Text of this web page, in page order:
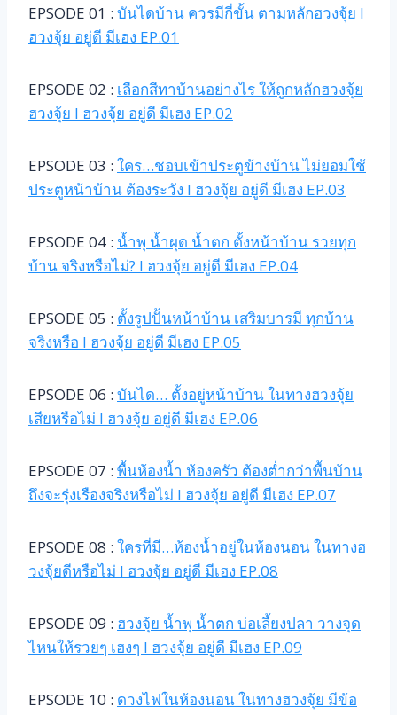
EPSODE 01 : บันไดบ้าน ควรมีกี่ขั้น ตามหลักฮวงจุ้ย l
ฮวงจุ้ย อยู่ดี มีเฮง EP.01
EPSODE 02 : เลือกสีทาบ้านอย่างไร ให้ถูกหลักฮวงจุ้ย
ฮวงจุ้ย l ฮวงจุ้ย อยู่ดี มีเฮง EP.02
EPSODE 03 : ใคร…ชอบเข้าประตูข้างบ้าน ไม่ยอมใช้
ประตูหน้าบ้าน ต้องระวัง l ฮวงจุ้ย อยู่ดี มีเฮง EP.03
EPSODE 04 : น้ำพุ น้ำผุด น้ำตก ตั้งหน้าบ้าน รวยทุก
บ้าน จริงหรือไม่? l ฮวงจุ้ย อยู่ดี มีเฮง EP.04
EPSODE 05 : ตั้งรูปปั้นหน้าบ้าน เสริมบารมี ทุกบ้าน
จริงหรือ l ฮวงจุ้ย อยู่ดี มีเฮง EP.05
EPSODE 06 : บันได… ตั้งอยู่หน้าบ้าน ในทางฮวงจุ้ย
เสียหรือไม่ l ฮวงจุ้ย อยู่ดี มีเฮง EP.06
EPSODE 07 : พื้นห้องน้ำ ห้องครัว ต้องต่ำกว่าพื้นบ้าน
ถึงจะรุ่งเรืองจริงหรือไม่ l ฮวงจุ้ย อยู่ดี มีเฮง EP.07
EPSODE 08 : ใครที่มี…ห้องน้ำอยู่ในห้องนอน ในทางฮ
วงจุ้ยดีหรือไม่ l ฮวงจุ้ย อยู่ดี มีเฮง EP.08
EPSODE 09 : ฮวงจุ้ย น้ำพุ น้ำตก บ่อเลี้ยงปลา วางจุด
ไหนให้รวยๆ เฮงๆ l ฮวงจุ้ย อยู่ดี มีเฮง EP.09
EPSODE 10 : ดวงไฟในห้องนอน ในทางฮวงจุ้ย มีข้อ